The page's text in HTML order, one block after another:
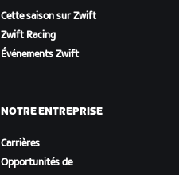
Cette saison sur Zwift
Zwift Racing
Événements Zwift
NOTRE ENTREPRISE
Carrières
Opportunités de